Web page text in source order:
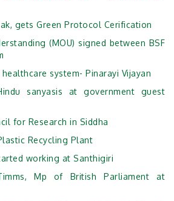
gets Green Protocol Cerification
(MOU) signed between BSF
system- Pinarayi Vijayan
sanyasis at government guest
for Research in Siddha
Recycling Plant
working at Santhigiri
Mp of British Parliament at